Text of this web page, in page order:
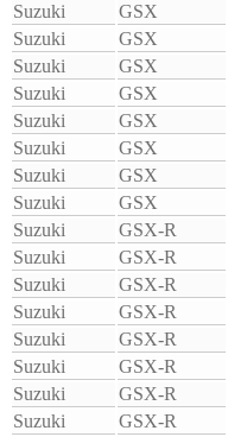
Suzuki
GSX
Suzuki
GSX
Suzuki
GSX
Suzuki
GSX
Suzuki
GSX
Suzuki
GSX
Suzuki
GSX
Suzuki
GSX
Suzuki
GSX-R
Suzuki
GSX-R
Suzuki
GSX-R
Suzuki
GSX-R
Suzuki
GSX-R
Suzuki
GSX-R
Suzuki
GSX-R
Suzuki
GSX-R